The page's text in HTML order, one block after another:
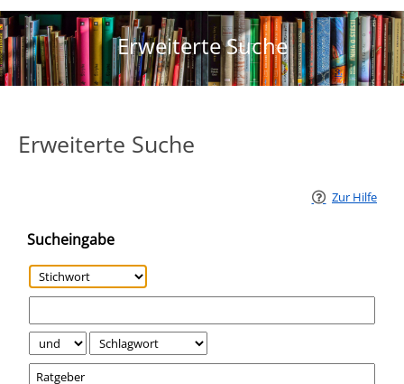
Erweiterte Suche
Erweiterte Suche
Zur Hilfe
Sucheingabe